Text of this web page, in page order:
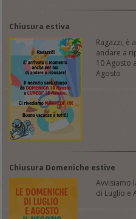
Chiusura estiva
Ragazzi, è
andare a
10 Agosto
Agosto
Chiusura Domeniche estive
Avvisiamo
di Luglio e